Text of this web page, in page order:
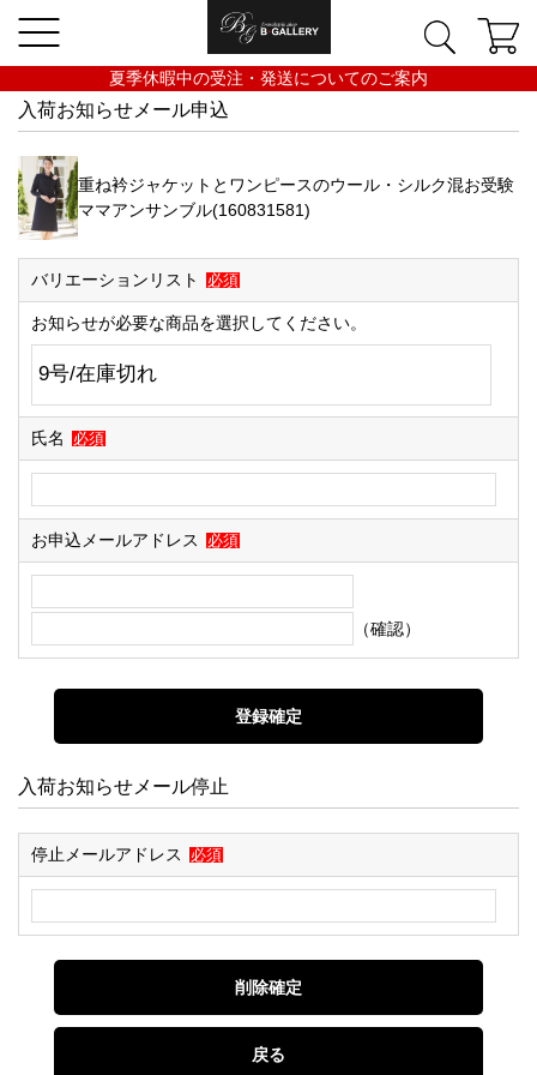
夏季休暇中の受注・発送についてのご案内
入荷お知らせメール申込
重ね衿ジャケットとワンピースのウール・シルク混お受験
ママアンサンブル(160831581)
バリエーションリスト 必須
お知らせが必要な商品を選択してください。
氏名 必須
お申込メールアドレス 必須
（確認）
入荷お知らせメール停止
停止メールアドレス 必須